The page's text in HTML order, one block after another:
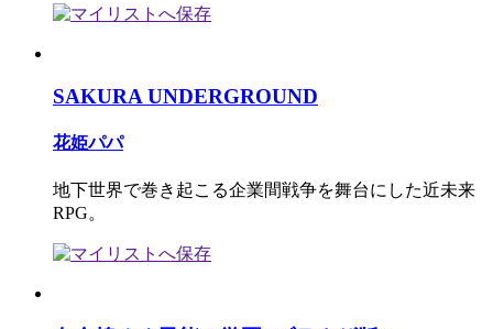
SAKURA UNDERGROUND
花姫パパ
地下世界で巻き起こる企業間戦争を舞台にした近未来
RPG。